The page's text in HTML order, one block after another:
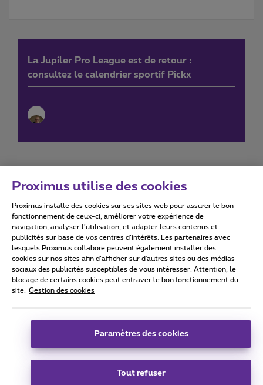
La Jupiler Pro League est de retour :
consultez le calendrier sportif Pickx
Conditions d'utilisation Accessibility statement
Tous droits réservés. © 2026 Proximus
Conditions générales, info consommateur
Coordonnées de l’entreprise
Boulevard du Roi Albert II 27 - B-1030 Bruxelles.
Proximus utilise des cookies
Proximus installe des cookies sur ses sites web pour assurer le bon
fonctionnement de ceux-ci, améliorer votre expérience de
navigation, analyser l’utilisation, et adapter leurs contenus et
publicités sur base de vos centres d’intérêts. Les partenaires avec
lesquels Proximus collabore peuvent également installer des
cookies sur nos sites afin d’afficher sur d'autres sites ou des médias
sociaux des publicités susceptibles de vous intéresser. Attention, le
blocage de certains cookies peut entraver le bon fonctionnement du
site.
Gestion des cookies
Paramètres des cookies
Tout refuser